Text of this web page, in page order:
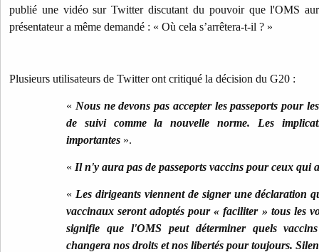
publié une vidéo sur Twitter discutant du pouvoir que l'OMS
présentateur a même demandé : « Où cela s’arrêtera-t-il ? »
Plusieurs utilisateurs de Twitter ont critiqué la décision du G20 :
« Nous ne devons pas accepter les passeports pour
de suivi comme la nouvelle norme. Les
importantes ».
« Il n'y aura pas de passeports vaccins pour ceux qui
« Les dirigeants viennent de signer une déclaration
vaccinaux seront adoptés pour « faciliter » tous les
signifie que l'OMS peut déterminer quels
changera nos droits et nos libertés pour toujours.